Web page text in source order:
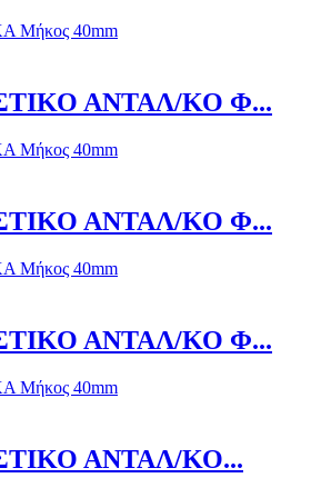
ΑΝΤΑΛ/ΚΟ Φ...
ΑΝΤΑΛ/ΚΟ Φ...
ΑΝΤΑΛ/ΚΟ Φ...
ΑΝΤΑΛ/ΚΟ...